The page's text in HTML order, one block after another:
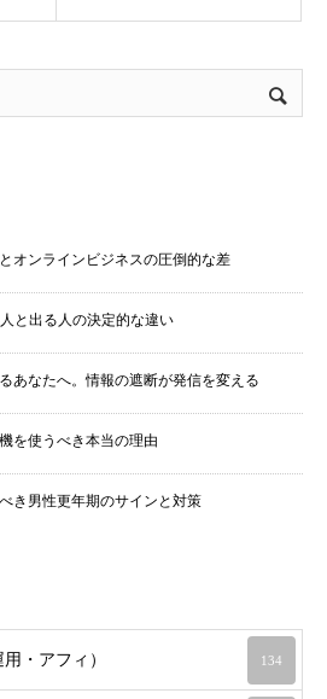
オンラインビジネスの圧倒的な差
と出る人の決定的な違い
あなたへ。情報の遮断が発信を変える
を使うべき本当の理由
き男性更年期のサインと対策
・アフィ） 134